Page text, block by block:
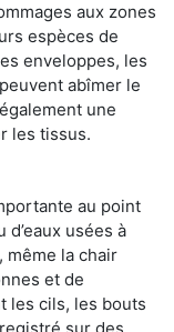
aux zones
espèces de
enveloppes, les
abîmer le
une
les tissus.
au point
usées à
même la chair
et de
les cils, les bouts